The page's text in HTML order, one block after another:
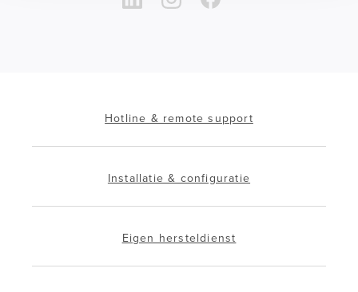
Hotline & remote support
Installatie & configuratie
Eigen hersteldienst